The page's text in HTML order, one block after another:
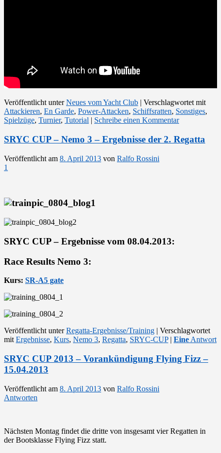
Veröffentlicht unter Neues vom Yacht Club | Verschlagwortet mit
Attackieren, En Garde, Power-Attacken, Schiffsratten, Sonstiges,
Spielzüge, Turnier, Tutorial | Schreibe einen Kommentar
SRYC CUP – Nemo 3 – Ergebnisse der 2. Regatta
Veröffentlicht am 8. April 2013 von Ralfo Rossini
1
SRYC CUP – Ergebnisse vom 08.04.2013:
Race Results Nemo 3:
Kurs: SR-A5 gate
Veröffentlicht unter Regatta-Ergebnisse/Training | Verschlagwortet
mit Ergebnisse, Kurs, Nemo 3, Regatta, SRYC-CUP | Eine Antwort
SRYC CUP 2013 – Vorankündigung Flying Fizz –
15.04.2013
Veröffentlicht am 8. April 2013 von Ralfo Rossini
Antworten
Nächsten Montag findet die dritte von insgesamt vier Regatten in
der Bootsklasse Flying Fizz statt.